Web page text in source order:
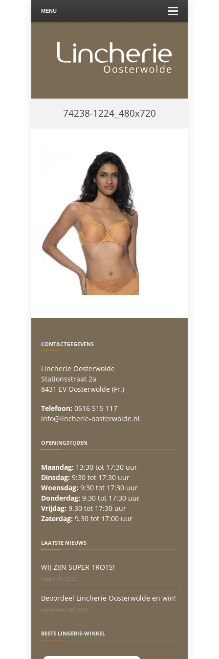
MENU
74238-1224_480x720
CONTACTGEGEVENS
Lincherie Oosterwolde
Stationsstraat 2a
8431 EV Oosterwolde (Fr.)
Telefoon: 0516 515 117
info@lincherie-oosterwolde.nl
OPENINGSTIJDEN
Maandag: 13:30 tot 17:30 uur
Dinsdag: 9:30 tot 17:30 uur
Woensdag: 9:30 tot 17:30 uur
Donderdag: 9.30 tot 17:30 uur
Vrijdag: 9.30 tot 17:30 uur
Zaterdag: 9.30 tot 17:00 uur
LAATSTE NIEUWS
WIJ ZIJN SUPER TROTS!
maart 14, 2022
Beoordeel Lincherie Oosterwolde en win!
september 28, 2020
BESTE LINGERIE-WINKEL